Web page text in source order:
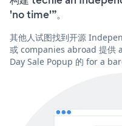
'no time'”。
其他人试图找到开源
或 companies abroad 提供
Day Sale Popup 的 for a